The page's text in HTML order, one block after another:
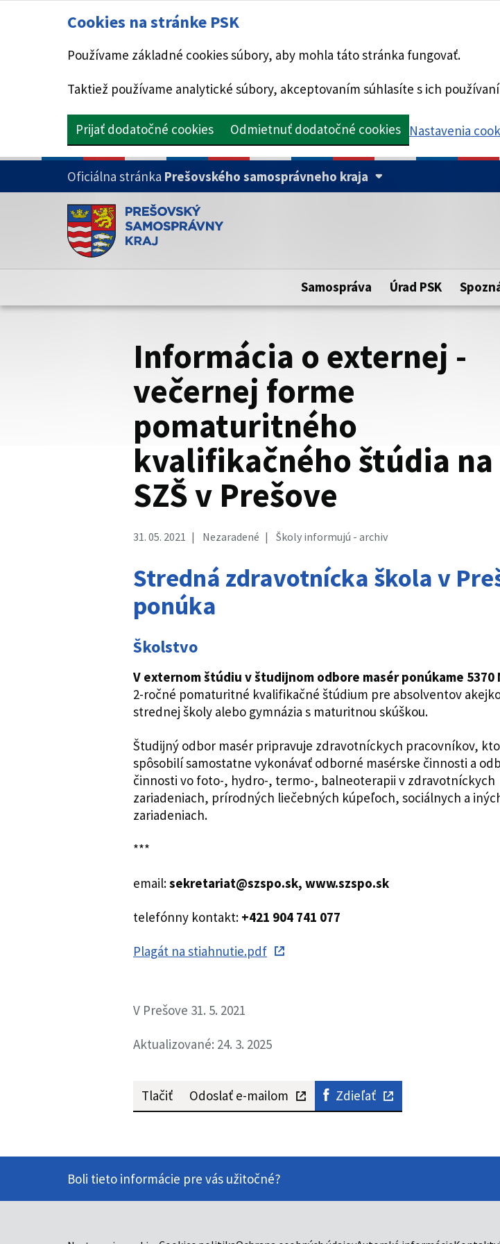
Cookies na stránke PSK
Používame základné cookies súbory, aby mohla táto stránka fungovať.
Taktiež používame analytické súbory, akceptovaním súhlasíte s ich
Prijať dodatočné cookies Odmietnuť dodatočné cookies Nastavenia
PRESKOČIŤ NA HLAVNÝ OBSAH
Oficiálna stránka Prešovského samosprávneho kraja
Doména psk.sk je oficiálna
Toto je oficiálna webová stránka Prešovského samosprávneho kraja.
Samospráva Úrad PSK
Informácia o externej -
večernej forme
pomaturitného
kvalifikačného štúdia na
SZŠ v Prešove
31. 05. 2021 Nezaradené Školy informujú - archiv
Stredná zdravotnícka škola v
ponúka
Školstvo
V externom štúdiu v študijnom odbore masér ponúkame 5370
2-ročné pomaturitné kvalifikačné štúdium pre absolventov
strednej školy alebo gymnázia s maturitnou skúškou.
Študijný odbor masér pripravuje zdravotníckych pracovníkov,
spôsobilí samostatne vykonávať odborné masérske činnosti a
činnosti vo foto-, hydro-, termo-, balneoterapii v zdravotníckych
zariadeniach, prírodných liečebných kúpeľoch, sociálnych a
zariadeniach.
***
email:sekretariat@szspo.sk, www.szspo.sk
telefónny kontakt: +421 904 741 077
Plagát na stiahnutie.pdf
V Prešove 31. 5. 2021
Aktualizované: 24. 3. 2025
Tlačiť Odoslať e-mailom Zdieľať
Boli tieto informácie pre vás užitočné?